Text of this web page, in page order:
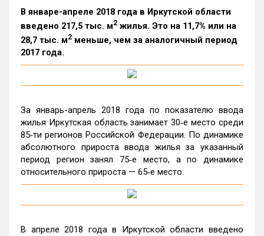
В январе-апреле 2018 года в Иркутской области
введено 217,5 тыс. м2 жилья. Это на 11,7% или на
28,7 тыс. м2 меньше, чем за аналогичный период
2017 года.
За январь-апрель 2018 года по показателю ввода
жилья Иркутская область занимает 30‑е место среди
85‑ти регионов Российской Федерации. По динамике
абсолютного прироста ввода жилья за указанный
период регион занял 75‑е место, а по динамике
относительного прироста — 65‑е место.
В апреле 2018 года в Иркутской области введено